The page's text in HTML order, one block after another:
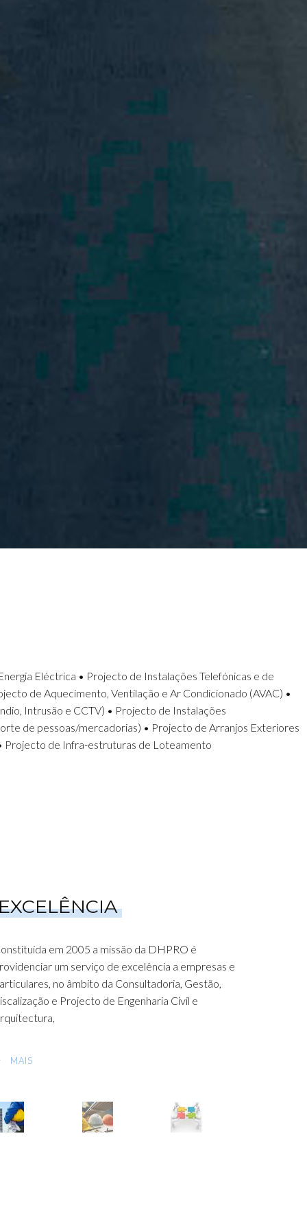
Eléctrica • Projecto de Instalações Telefónicas e de
de Aquecimento, Ventilação e Ar Condicionado (AVAC) •
Projecto de Infra-estruturas de Loteamento
DHPRO possui uma organização que se adapta, com
às circunstâncias e necessidades dos seus
As equipas são compostas por pessoal
qualificado e multidisciplinar,